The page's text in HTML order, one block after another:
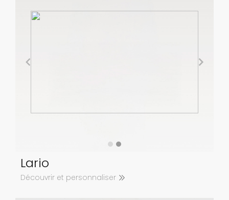
Lario
Découvrir et personnaliser